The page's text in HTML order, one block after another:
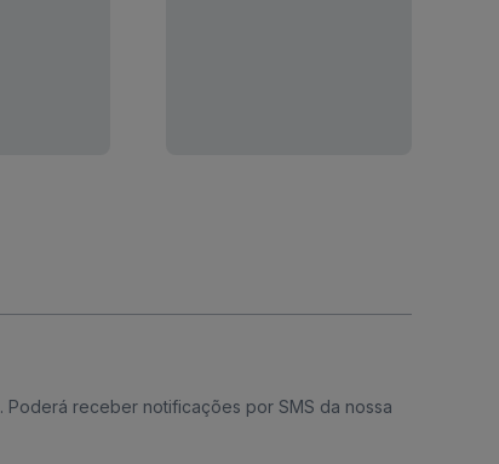
. Poderá receber notificações por SMS da nossa